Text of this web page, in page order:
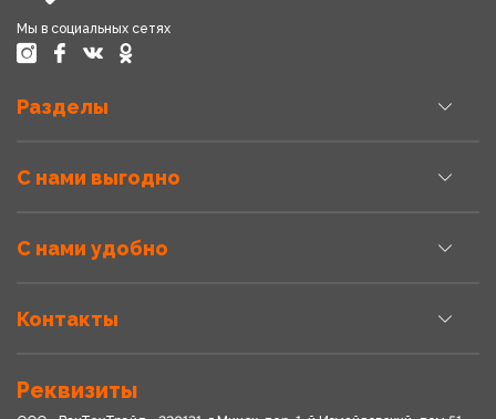
Мы в социальных сетях
Разделы
С нами выгодно
С нами удобно
Контакты
Реквизиты